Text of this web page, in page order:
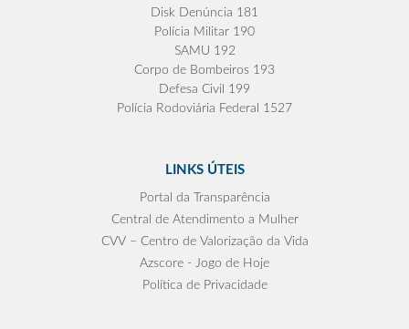
Disk Denúncia 181
Polícia Militar 190
SAMU 192
Corpo de Bombeiros 193
Defesa Civil 199
Polícia Rodoviária Federal 1527
LINKS ÚTEIS
Portal da Transparência
Central de Atendimento a Mulher
CVV – Centro de Valorização da Vida
Azscore - Jogo de Hoje
Política de Privacidade